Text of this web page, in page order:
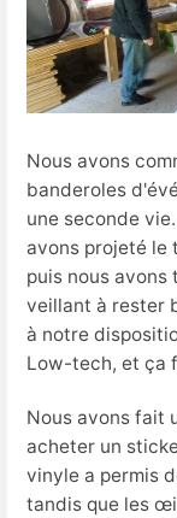
Nous avons
banderoles
une seconde
avons projeté le
puis nous avons
veillant à rester
à notre
Low-tech, et ça
Nous avons fait
acheter un
vinyle a permis
tandis que les